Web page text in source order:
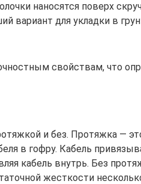
наносятся поверх
вариант для укладки в
свойствам, что
и без. Протяжка —
в гофру. Кабель
кабель внутрь. Без
жесткости